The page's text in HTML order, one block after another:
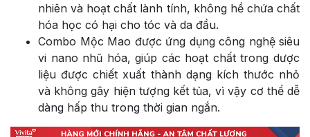
nhiên và hoạt chất lành tính, không hề chứa chất
hóa học có hại cho tóc và da đầu.
Combo Mộc Mao được ứng dụng công nghệ siêu
vi nano nhũ hóa, giúp các hoạt chất trong dược
liệu được chiết xuất thành dạng kích thước nhỏ
và không gây hiện tượng kết tủa, vì vậy cơ thể dễ
dàng hấp thu trong thời gian ngắn.